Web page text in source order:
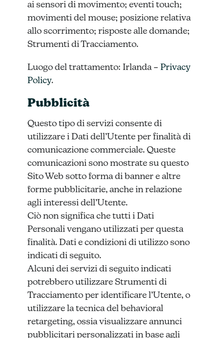
ai sensori di movimento; eventi touch;
movimenti del mouse; posizione relativa
allo scorrimento; risposte alle domande;
Strumenti di Tracciamento.
Luogo del trattamento: Irlanda – Privacy
Policy.
Pubblicità
Questo tipo di servizi consente di
utilizzare i Dati dell’Utente per finalità di
comunicazione commerciale. Queste
comunicazioni sono mostrate su questo
Sito Web sotto forma di banner e altre
forme pubblicitarie, anche in relazione
agli interessi dell’Utente.
Ciò non significa che tutti i Dati
Personali vengano utilizzati per questa
finalità. Dati e condizioni di utilizzo sono
indicati di seguito.
Alcuni dei servizi di seguito indicati
potrebbero utilizzare Strumenti di
Tracciamento per identificare l’Utente, o
utilizzare la tecnica del behavioral
retargeting, ossia visualizzare annunci
pubblicitari personalizzati in base agli